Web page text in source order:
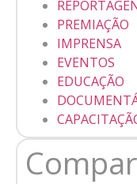
PREMIAÇÃO
IMPRENSA
EVENTOS
EDUCAÇÃO